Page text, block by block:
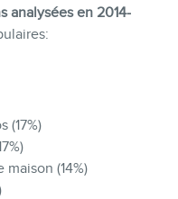
analysées en 2014-
(17%)
(14%)